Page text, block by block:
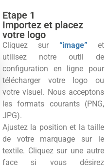
Etape 1
Importez et placez
votre logo
Cliquez sur “image” et
utilisez notre outil de
configuration en ligne pour
télécharger votre logo ou
votre visuel. Nous acceptons
les formats courants (PNG,
JPG).
Ajustez la position et la taille
de votre marquage sur le
textile. Cliquez sur une autre
face si vous désirez